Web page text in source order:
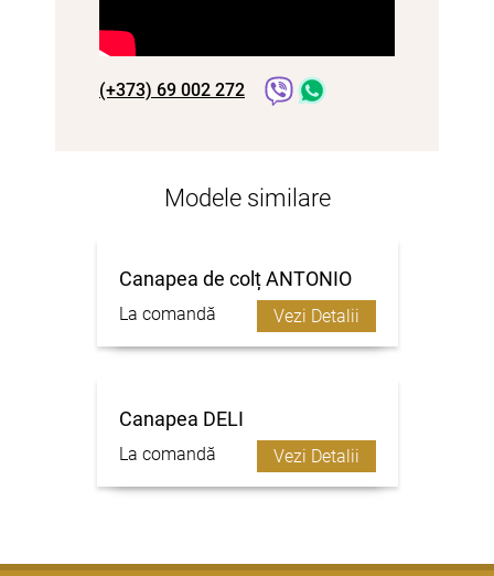
(+373) 69 002 272
Modele similare
Canapea de colț ANTONIO
La comandă Vezi Detalii
Canapea DELI
La comandă Vezi Detalii